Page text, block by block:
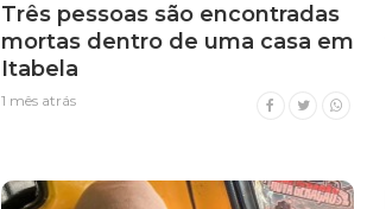
Três pessoas são encontradas
mortas dentro de uma casa em
Itabela
1 mês atrás